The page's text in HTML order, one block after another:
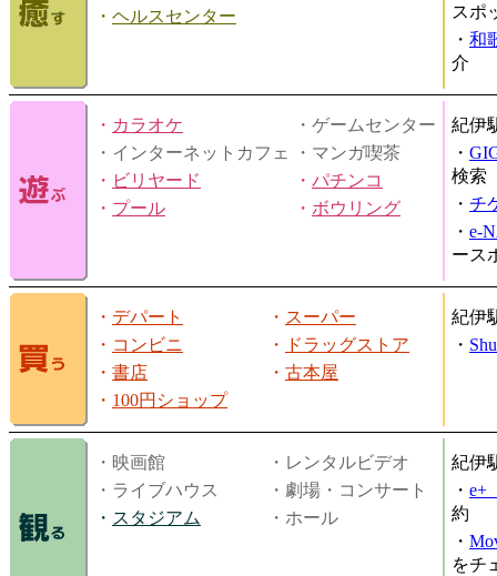
・ ヘルスセンター
スポ
・ 和
介
・ カラオケ
・ゲームセンター
・インターネットカフェ
・マンガ喫茶
・ ビリヤード ・ パチンコ
・ プール ・ ボウリング
紀伊
・
検索
・ チ
・ e-
ース
・ デパート ・ スーパー
・ コンビニ ・
ドラッグストア
・ 書店 ・ 古本屋
・ 100円ショップ
紀伊
・
・映画館
・レンタルビデオ
・ライブハウス
・劇場・コンサート
・ スタジアム ・ホール
紀伊
・ e+
約
・
をチ